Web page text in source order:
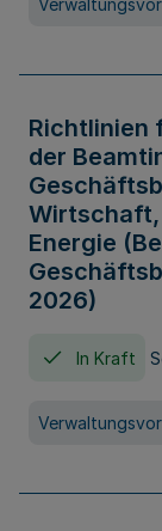
Richtlinien
der
Wirtschaft,
Energie
2026)
In Kraft